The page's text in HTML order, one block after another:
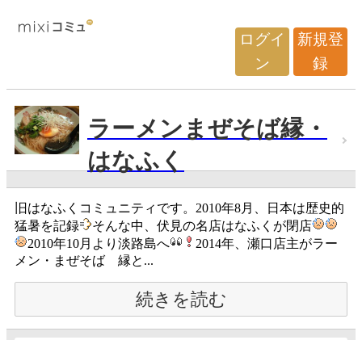
ログイ
ン
新規登
録
ラーメンまぜそば縁・
はなふく
旧はなふくコミュニティです。2010年8月、日本は歴史的
猛暑を記録
そんな中、伏見の名店はなふくが閉店
2010年10月より淡路島へ
2014年、瀬口店主がラー
メン・まぜそば 縁と...
続きを読む